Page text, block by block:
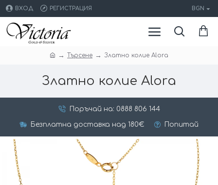
ВХОД РЕГИСТРАЦИЯ BGN
Търсене Златно колие Alora
Златно колие Alora
Поръчай на: 0888 806 144
Безплатна доставка над 180€ Попитай